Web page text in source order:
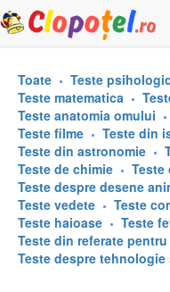
Toate Teste
Teste matematica
Teste anatomia omului
Teste filme
Teste din
Teste din astronomie
Teste de chimie
Teste
Teste despre desene
Teste vedete
Teste
Teste haioase
Teste
Teste din referate
Teste despre